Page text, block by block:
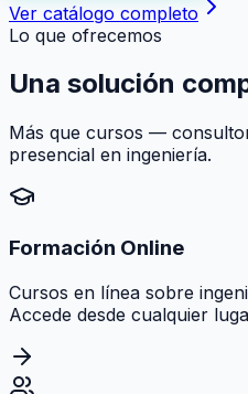
Ver catálogo completo
Lo que ofrecemos
Una solución
Más que cursos —
presencial en ingeniería.
Formación Online
Cursos en línea sobre
Accede desde cualquier